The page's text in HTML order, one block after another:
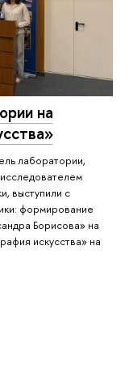
на
лаборатории,
выступили с
формирование
Борисова» на
искусства» на
особым поручениям»
управления